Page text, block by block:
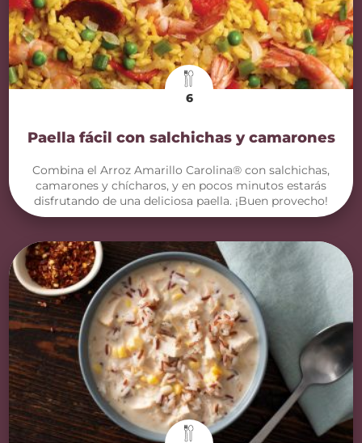
6
Paella fácil con salchichas ​​y camarones
Combina el Arroz Amarillo Carolina® con salchichas,
camarones y chícharos, y en pocos minutos estarás
disfrutando de una deliciosa paella. ¡Buen provecho!